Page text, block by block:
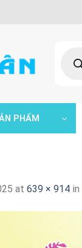
kiếm
PHẨM
at 639 × 914 in